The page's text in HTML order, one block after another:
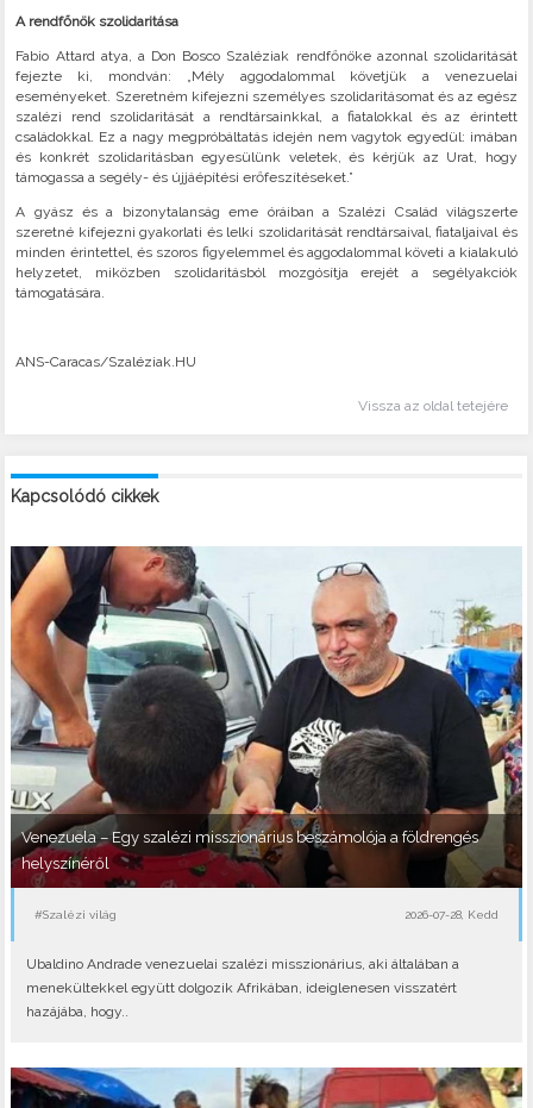
A rendfőnök szolidaritása
Fabio Attard atya, a Don Bosco Szaléziak rendfőnöke azonnal szolidaritását
fejezte ki, mondván: „Mély aggodalommal követjük a venezuelai
eseményeket. Szeretném kifejezni személyes szolidaritásomat és az egész
szalézi rend szolidaritását a rendtársainkkal, a fiatalokkal és az érintett
családokkal. Ez a nagy megpróbáltatás idején nem vagytok egyedül: imában
és konkrét szolidaritásban egyesülünk veletek, és kérjük az Urat, hogy
támogassa a segély- és újjáépítési erőfeszítéseket.”
A gyász és a bizonytalanság eme óráiban a Szalézi Család világszerte
szeretné kifejezni gyakorlati és lelki szolidaritását rendtársaival, fiataljaival és
minden érintettel, és szoros figyelemmel és aggodalommal követi a kialakuló
helyzetet, miközben szolidaritásból mozgósítja erejét a segélyakciók
támogatására.
ANS-Caracas/Szaléziak.HU
Vissza az oldal tetejére
Kapcsolódó cikkek
Venezuela – Egy szalézi misszionárius beszámolója a földrengés
helyszínéről
#Szalézi világ 2026-07-28, Kedd
Ubaldino Andrade venezuelai szalézi misszionárius, aki általában a
menekültekkel együtt dolgozik Afrikában, ideiglenesen visszatért
hazájába, hogy..